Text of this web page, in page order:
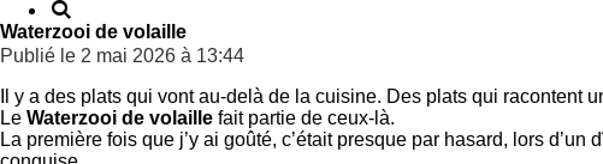
Waterzooi de volaille
Publié le 2 mai 2026 à 13:44
Il y a des plats qui vont au-delà de la cuisine. Des plats qui racontent
Le Waterzooi de volaille fait partie de ceux-là.
La première fois que j’y ai goûté, c’était presque par hasard, lors